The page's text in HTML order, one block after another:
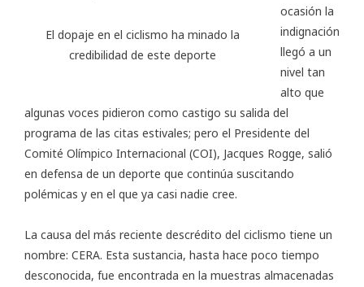
El dopaje en el ciclismo ha minado la
credibilidad de este deporte
ocasión la
indignación
llegó a un
nivel tan
alto que
algunas voces pidieron como castigo su salida del
programa de las citas estivales; pero el Presidente del
Comité Olímpico Internacional (COI), Jacques Rogge, salió
en defensa de un deporte que continúa suscitando
polémicas y en el que ya casi nadie cree.
La causa del más reciente descrédito del ciclismo tiene un
nombre: CERA. Esta sustancia, hasta hace poco tiempo
desconocida, fue encontrada en la muestras almacenadas